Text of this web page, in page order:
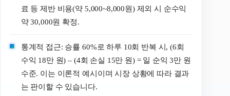
료 등 제반 비용(약 5,000~8,000원) 제외 시 순수익
약 30,000원 확정.
통계적 접근: 승률 60%로 하루 10회 반복 시, (6회
수익 18만 원) – (4회 손실 15만 원) = 일 순익 3만 원
수준. 이는 이론적 예시이며 시장 상황에 따라 결과
는 판이할 수 있습니다.